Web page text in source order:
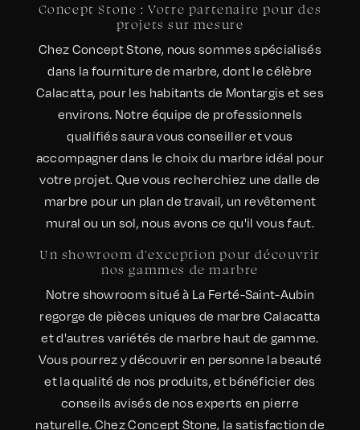
Concept Stone : Votre partenaire pour des
projets sur mesure
Chez Concept Stone, nous sommes spécialisés
dans la fourniture de marbre, dont le célèbre
Calacatta, pour les habitants de Montargis et ses
environs. Notre équipe de professionnels
qualifiés saura vous conseiller et vous
accompagner dans le choix du marbre idéal pour
votre projet. Que vous recherchiez une dalle de
marbre pour un plan de travail, un revêtement
mural ou un sol, nous avons ce qu'il vous faut.
Un showroom d'exception pour découvrir
nos gammes de marbre
Notre showroom situé à La Ferté-Saint-Aubin
regorge de pièces uniques de marbre Calacatta
et d'autres variétés de marbre haut de gamme.
Vous pourrez y découvrir en personne la beauté
et la qualité de nos produits, et bénéficier des
conseils avisés de nos experts en pierre
naturelle. Chez Concept Stone, la satisfaction de